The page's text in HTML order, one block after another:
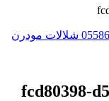
Return to "شركة تصميم شلالات بجدة 0558639940 شلالات مودرن
fcd80398-